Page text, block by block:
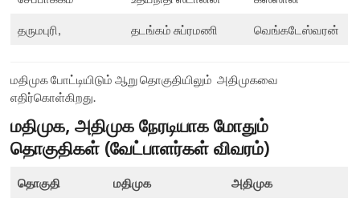
தருமபுரி, தடங்கம் சுப்ரமணி வெங்கடேஸ்வரன்
மதிமுக போட்டியிடும் ஆறு தொகுதியிலும் அதிமுகவை
எதிர்கொள்கிறது.
மதிமுக, அதிமுக நேரடியாக மோதும்
தொகுதிகள் (வேட்பாளர்கள் விவரம்)
தொகுதி மதிமுக அதிமுக